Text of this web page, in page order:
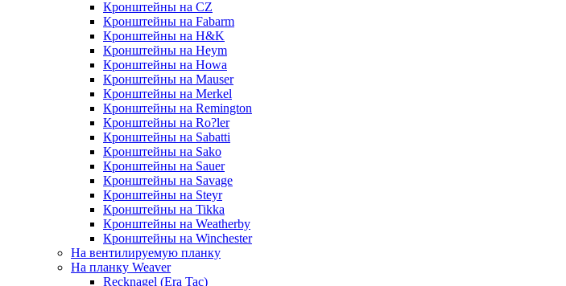
Кронштейны на CZ
Кронштейны на Fabarm
Кронштейны на H&K
Кронштейны на Heym
Кронштейны на Howa
Кронштейны на Mauser
Кронштейны на Merkel
Кронштейны на Remington
Кронштейны на Ro?ler
Кронштейны на Sabatti
Кронштейны на Sako
Кронштейны на Sauer
Кронштейны на Savage
Кронштейны на Steyr
Кронштейны на Tikka
Кронштейны на Weatherby
Кронштейны на Winchester
На вентилируемую планку
На планку Weaver
Recknagel (Era Tac)